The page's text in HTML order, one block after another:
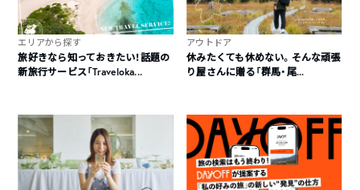
最小決行人数について
開講1週間前までに最小決行人数に満たない場合は、中止
か延期とさせて頂きます。その場合は、開催5日前までにご
エリアから探す
旅好きなら知っておきたい！話題の
新旅行サービス「Traveloka...
アウトドア
休みたくても休めない。そんな頑張
り屋さんに贈る「群馬・尾...